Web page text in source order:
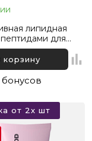
липидная
для
восстановления
For Hair Unove,
корзину
бонусов
от 2х шт